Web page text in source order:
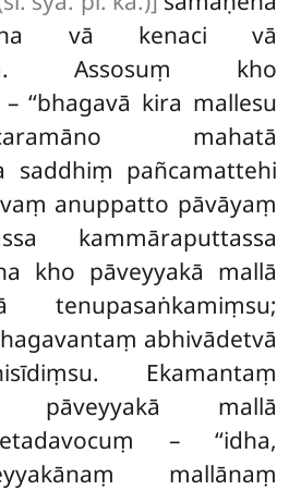
vā kenaci vā
Assosuṃ kho
‘‘bhagavā kira mallesu
mahatā
saddhiṃ pañcamattehi
anuppatto pāvāyaṃ
kammāraputtassa
kho pāveyyakā mallā
abhivādetvā
Ekamantaṃ
mallā
– ‘‘idha,
mallānaṃ